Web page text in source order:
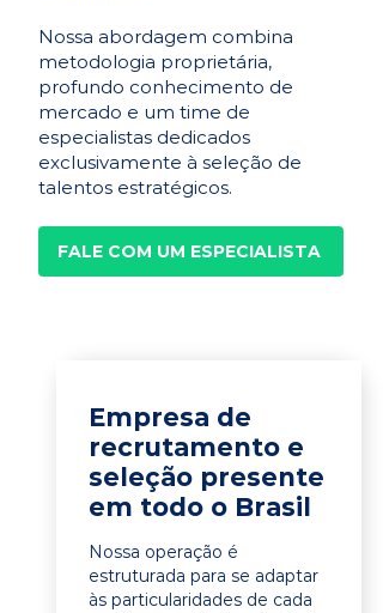
Nossa abordagem combina
metodologia proprietária,
profundo conhecimento de
mercado e um time de
especialistas dedicados
exclusivamente à seleção de
talentos estratégicos.
FALE COM UM ESPECIALISTA
Empresa de
recrutamento e
seleção presente
em todo o Brasil
Nossa operação é
estruturada para se adaptar
às particularidades de cada